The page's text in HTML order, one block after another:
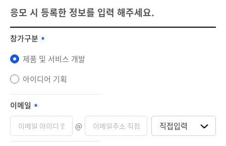
응모 시 등록한 정보를 입력 해주세요.
참가구분
제품 및 서비스 개발
아이디어 기획
이메일
@